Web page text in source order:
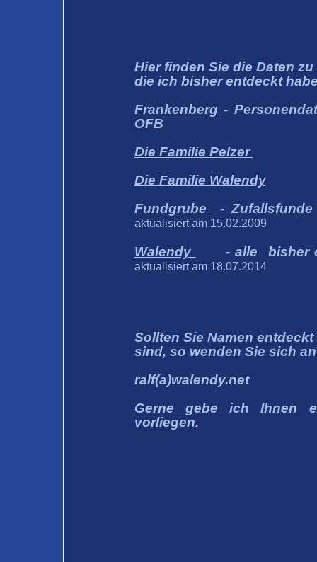
Hier finden Sie die Daten
die ich bisher entdeckt
Frankenberg -
OFB
Die Familie Pelzer
Die Familie Walendy
Fundgrube
-
aktualisiert am 15.02.2009
Walendy - alle bisher
aktualisiert am 18.07.2014
Sollten Sie Namen
sind, so wenden Sie sich
ralf(a)walendy.net
Gerne gebe ich Ihnen
vorliegen.